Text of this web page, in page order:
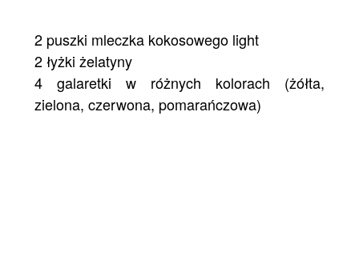
2 puszki mleczka kokosowego light
2 łyżki żelatyny
4 galaretki w różnych kolorach (żółta,
zielona, czerwona, pomarańczowa)